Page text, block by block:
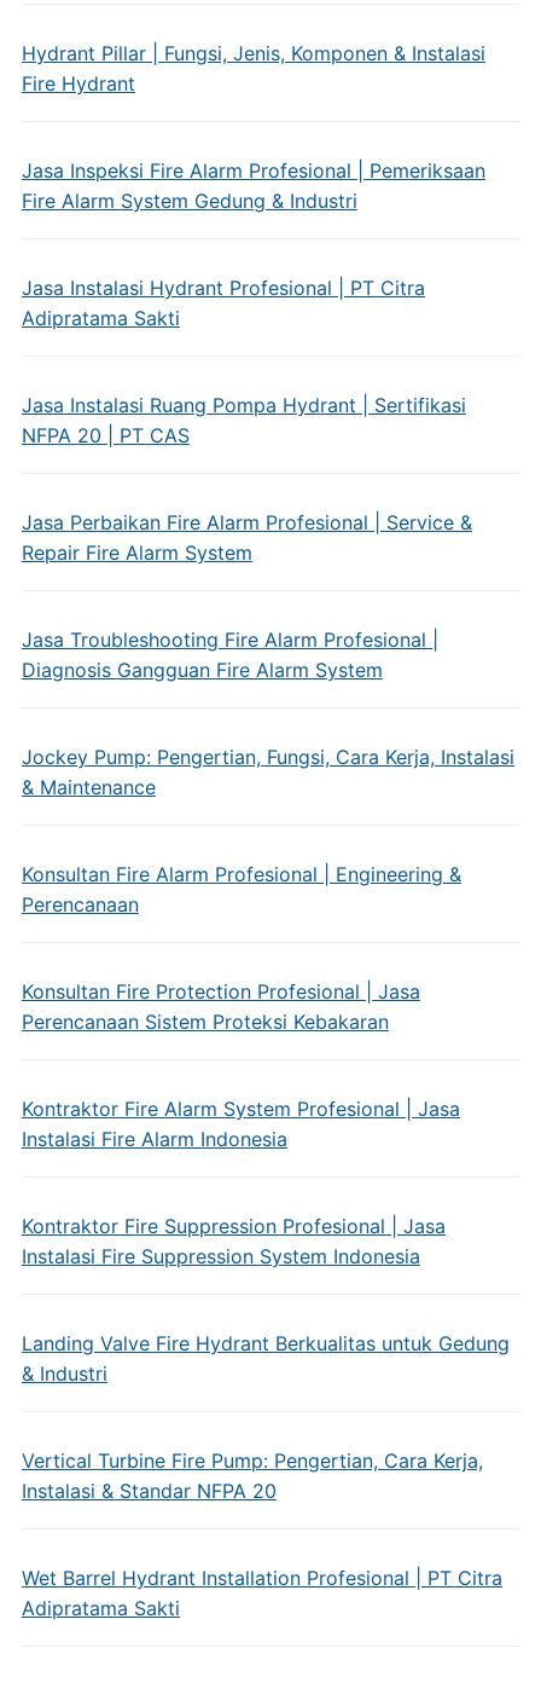
Hydrant Pillar | Fungsi, Jenis, Komponen & Instalasi
Fire Hydrant
Jasa Inspeksi Fire Alarm Profesional | Pemeriksaan
Fire Alarm System Gedung & Industri
Jasa Instalasi Hydrant Profesional | PT Citra
Adipratama Sakti
Jasa Instalasi Ruang Pompa Hydrant | Sertifikasi
NFPA 20 | PT CAS
Jasa Perbaikan Fire Alarm Profesional | Service &
Repair Fire Alarm System
Jasa Troubleshooting Fire Alarm Profesional |
Diagnosis Gangguan Fire Alarm System
Jockey Pump: Pengertian, Fungsi, Cara Kerja, Instalasi
& Maintenance
Konsultan Fire Alarm Profesional | Engineering &
Perencanaan
Konsultan Fire Protection Profesional | Jasa
Perencanaan Sistem Proteksi Kebakaran
Kontraktor Fire Alarm System Profesional | Jasa
Instalasi Fire Alarm Indonesia
Kontraktor Fire Suppression Profesional | Jasa
Instalasi Fire Suppression System Indonesia
Landing Valve Fire Hydrant Berkualitas untuk Gedung
& Industri
Vertical Turbine Fire Pump: Pengertian, Cara Kerja,
Instalasi & Standar NFPA 20
Wet Barrel Hydrant Installation Profesional | PT Citra
Adipratama Sakti